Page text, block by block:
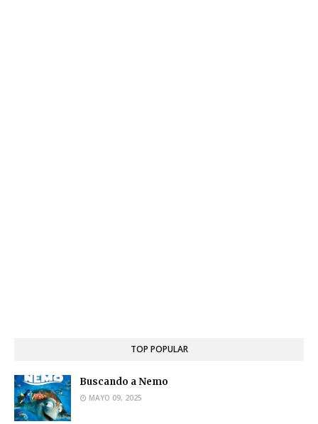
TOP POPULAR
Buscando a Nemo
MAYO 09, 2025